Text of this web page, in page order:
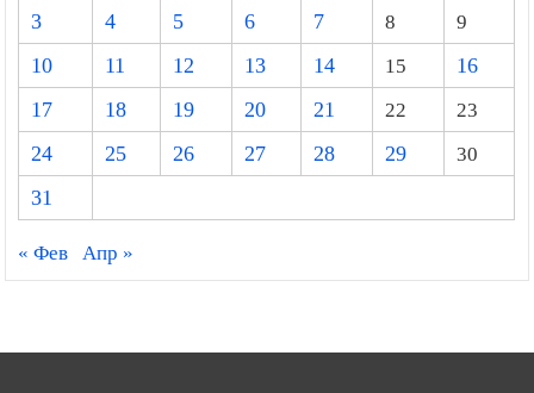
3
4 5 6 7 8
9
10
11 12 13 14 15
16
17
18 19 20 21 22
23
24
25 26 27 28 29
30
31
« Фев Апр »